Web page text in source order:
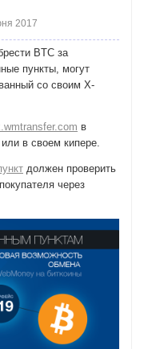
2017
BTC за
пункты, могут
со своим Х-
в
в своем кипере.
должен проверить
через